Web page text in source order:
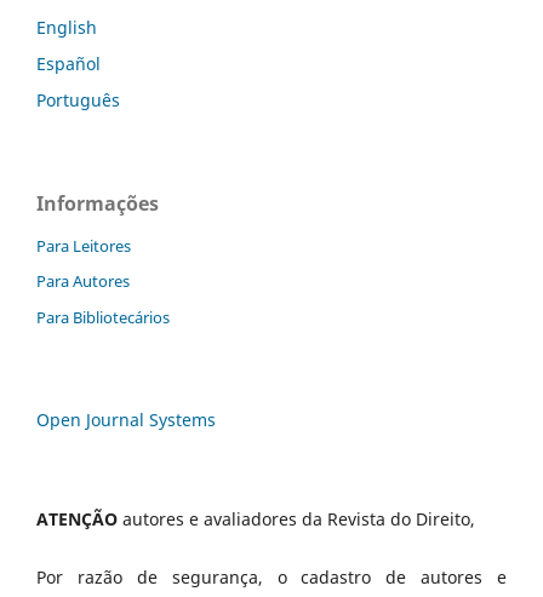
English
Español
Português
Informações
Para Leitores
Para Autores
Para Bibliotecários
Open Journal Systems
ATENÇÃO autores e avaliadores da Revista do Direito,
Por razão de segurança, o cadastro de autores e